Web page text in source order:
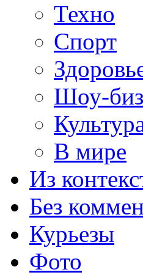
Техно
Спорт
Шоу-
В мире
Из
Без
Курьезы
Фото